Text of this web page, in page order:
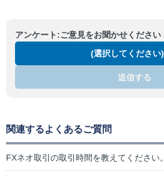
アンケート:ご意見をお聞かせください
(選択してください)
送信する
関連するよくあるご質問
FXネオ取引の取引時間を教えてください。